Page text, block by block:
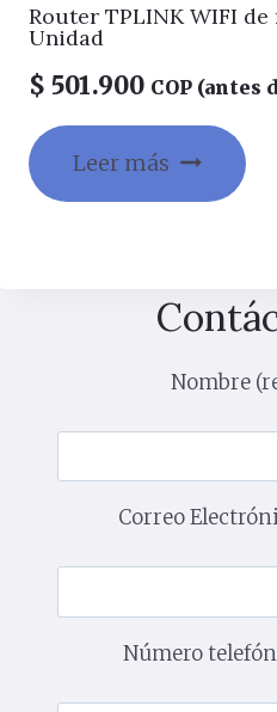
Router TPLINK WIFI de
Unidad
$ 501.900 COP (antes
Leer más
Nombre
Correo
Número